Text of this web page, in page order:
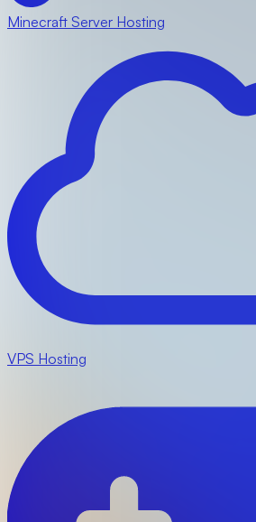
Minecraft Server Hosting
VPS Hosting